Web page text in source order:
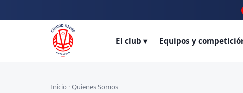
El club ▾ Equipos y
Inicio · Quienes Somos